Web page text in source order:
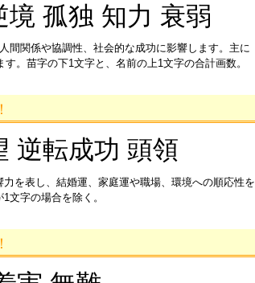
孤独 知力 衰弱
間関係や協調性、社会的な成功に影響します。主に
。苗字の下1文字と、名前の上1文字の合計画数。
！
逆転成功 頭領
を表し、結婚運、家庭運や職場、環境への順応性を
文字の場合を除く。
！